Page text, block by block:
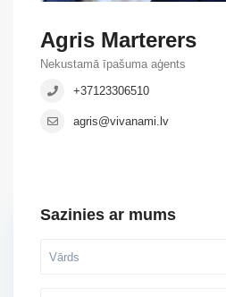
Agris Marterers
Nekustamā īpašuma aģents
+37123306510
agris@vivanami.lv
Sazinies ar mums